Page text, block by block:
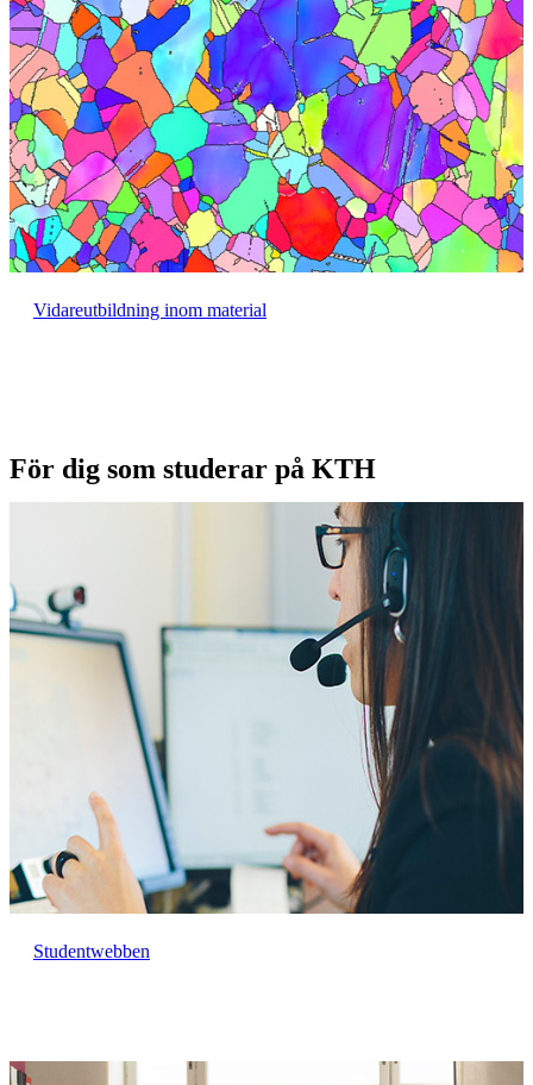
Vidareutbildning inom material
För dig som studerar på KTH
Studentwebben